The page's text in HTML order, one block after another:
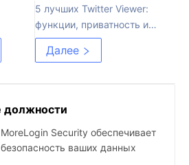
5 лучших Twitter Viewer:
функции, приватность и
ограничения
Далее
должности
MoreLogin Security обеспечивает
безопасность ваших данных